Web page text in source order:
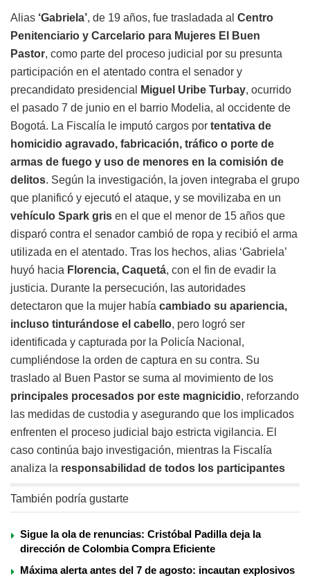
Alias ‘Gabriela’, de 19 años, fue trasladada al Centro
Penitenciario y Carcelario para Mujeres El Buen
Pastor, como parte del proceso judicial por su presunta
participación en el atentado contra el senador y
precandidato presidencial
Miguel Uribe Turbay, ocurrido
el pasado 7 de junio en el barrio Modelia, al occidente de
Bogotá. La Fiscalía le imputó cargos por tentativa de
homicidio agravado, fabricación, tráfico o porte de
armas de fuego y uso de menores en la comisión de
delitos. Según la investigación, la joven integraba el grupo
que planificó y ejecutó el ataque, y se movilizaba en un
vehículo Spark gris en el que el menor de 15 años que
disparó contra el senador cambió de ropa y recibió el arma
utilizada en el atentado. Tras los hechos, alias ‘Gabriela’
huyó hacia Florencia, Caquetá, con el fin de evadir la
justicia. Durante la persecución, las autoridades
detectaron que la mujer había cambiado su apariencia,
incluso tinturándose el cabello, pero logró ser
identificada y capturada por la Policía Nacional,
cumpliéndose la orden de captura en su contra. Su
traslado al Buen Pastor se suma al movimiento de los
principales procesados por este magnicidio, reforzando
las medidas de custodia y asegurando que los implicados
enfrenten el proceso judicial bajo estricta vigilancia. El
caso continúa bajo investigación, mientras la Fiscalía
analiza la responsabilidad de todos los participantes
También podría gustarte
Sigue la ola de renuncias: Cristóbal Padilla deja la
dirección de Colombia Compra Eficiente
Máxima alerta antes del 7 de agosto: incautan explosivos